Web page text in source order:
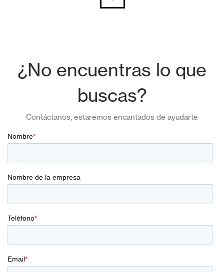
¿No encuentras lo que
buscas?
Contáctanos, estaremos encantados de ayudarte